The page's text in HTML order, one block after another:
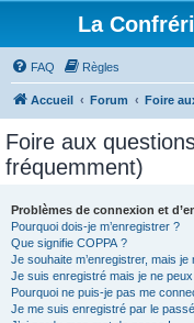
La
FAQ Règles
Accueil Forum Foire
Foire aux
fréquemment)
Problèmes de connexion et
Pourquoi dois-je m’enregistrer ?
Que signifie COPPA ?
Je souhaite m’enregistrer, mais je
Je suis enregistré mais je ne
Pourquoi ne puis-je pas me
Je me suis enregistré par le